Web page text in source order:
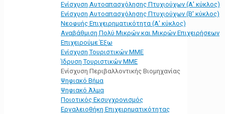
Ενίσχυση Αυτοαπασχόλησης Πτυχιούχων (Α' κύκλος)
Ενίσχυση Αυτοαπασχόλησης Πτυχιούχων (Β' κύκλος)
Νεοφυής Επιχειρηματικότητα (Α' κύκλος)
Αναβάθμιση Πολύ Μικρών και Μικρών Επιχειρήσεων
Επιχειρούμε Έξω
Ενίσχυση Τουριστικών ΜΜΕ
Ίδρυση Τουριστικών ΜΜΕ
Ενίσχυση Περιβαλλοντικής Βιομηχανίας
Ψηφιακό Βήμα
Ψηφιακό Άλμα
Ποιοτικός Εκσυγχρονισμός
Εργαλειοθήκη Eπιχειρηματικότητας